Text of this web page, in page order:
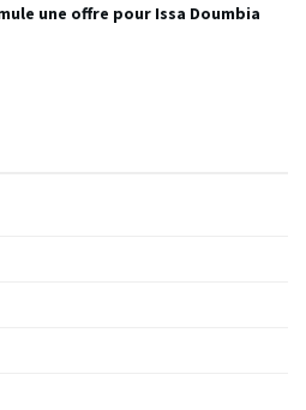
une offre pour Issa Doumbia